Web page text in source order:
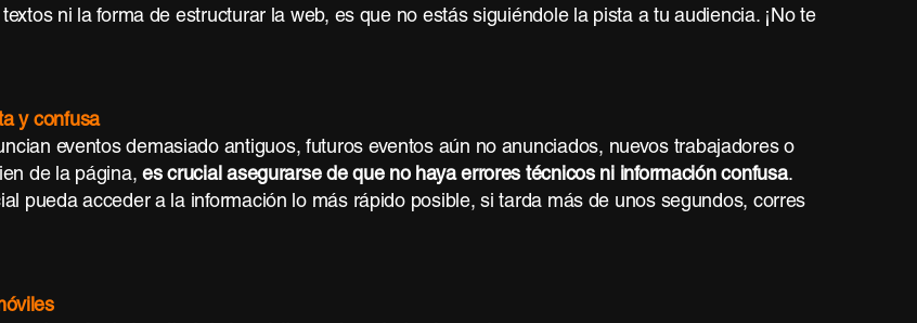
ni la forma de estructurar la web, es que no estás siguiéndole la pista a tu audiencia. ¡No te
y confusa
eventos demasiado antiguos, futuros eventos aún no anunciados, nuevos trabajadores o
de la página,es crucial asegurarse de que no haya errores técnicos ni información confusa.
pueda acceder a la información lo más rápido posible, si tarda más de unos segundos, corres